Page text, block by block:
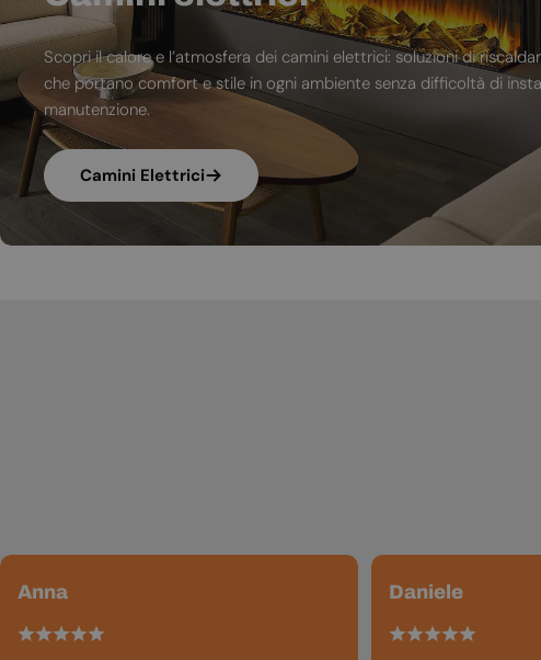
Scopri il calore e l’atmosfera dei camini elettrici: soluzioni di
che portano comfort e stile in ogni ambiente senza difficoltà di
manutenzione.
Camini Elettrici
Anna Daniele